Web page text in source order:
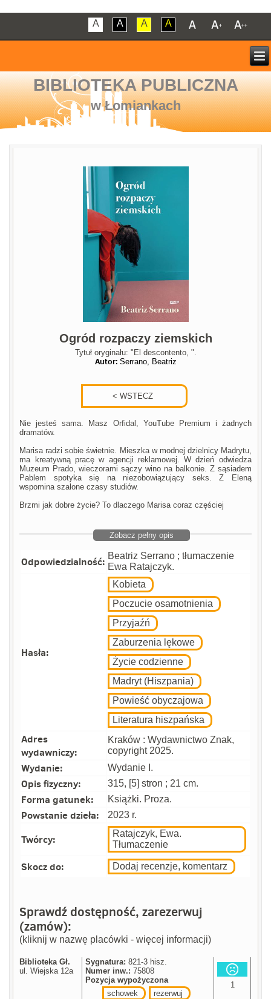
A A A A
BIBLIOTEKA PUBLICZNA
w Łomiankach
Ogród rozpaczy ziemskich
Tytuł oryginału: "El descontento, ".
Autor: Serrano, Beatriz
Nie jesteś sama. Masz Orfidal, YouTube Premium i żadnych
dramatów.
Marisa radzi sobie świetnie. Mieszka w modnej dzielnicy Madrytu,
ma kreatywną pracę w agencji reklamowej. W dzień odwiedza
Muzeum Prado, wieczorami sączy wino na balkonie. Z sąsiadem
Pablem spotyka się na niezobowiązujący seks. Z Eleną
wspomina szalone czasy studiów.
Brzmi jak dobre życie? To dlaczego Marisa coraz częściej
Zobacz pełny opis
Odpowiedzialność: Beatriz Serrano ; tłumaczenie
Ewa Ratajczyk.
Hasła:
Kobieta
Poczucie osamotnienia
Przyjaźń
Zaburzenia lękowe
Życie codzienne
Madryt (Hiszpania)
Powieść obyczajowa
Literatura hiszpańska
Adres
wydawniczy:
Kraków : Wydawnictwo Znak,
copyright 2025.
Wydanie: Wydanie I.
Opis fizyczny: 315, [5] stron ; 21 cm.
Forma gatunek: Książki. Proza.
Powstanie dzieła: 2023 r.
Twórcy:
Ratajczyk, Ewa.
Tłumaczenie
Skocz do: Dodaj recenzje, komentarz
Sprawdź dostępność, zarezerwuj
(zamów):
(kliknij w nazwę placówki - więcej informacji)
Biblioteka Gł.
ul. Wiejska 12a
Sygnatura: 821-3 hisz.
Numer inw.: 75808
Pozycja wypożyczona
schowek
rezerwuj
1